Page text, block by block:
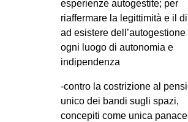
MEDIO ORIENTE
MONDO
EVENTI
in
Fb
esperienze autogestite; per
riaffermare la legittimità e il
ad esistere dell’autogestione
ogni luogo di autonomia e
indipendenza
-contro la costrizione al
unico dei bandi sugli spazi,
concepiti come unica